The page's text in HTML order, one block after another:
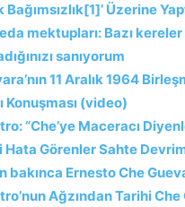
Üzerine
mektupları: Bazı
sanıyorum
11 Aralık 1964
Konuşması (video)
“Che’ye Maceracı
Hata Görenler Sahte
bakınca Ernesto Che
Ağzından Tarihi Che